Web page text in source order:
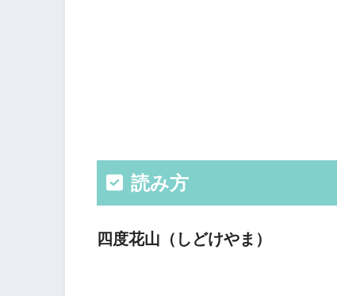
読み方
四度花山（しどけやま）